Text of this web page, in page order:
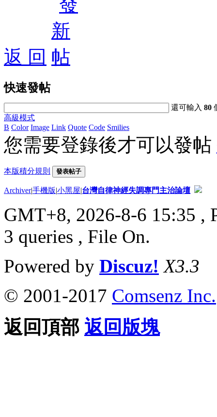
返 回
快速發帖
還可輸入80
高級模式
B Color Image Link Quote Code Smilies
您需要登錄後才可以發帖
本版積分規則 發表帖子
Archiver|手機版|小黑屋|台灣自律神經失調專門主治論壇
GMT+8, 2026-8-6 15:35 ,
3 queries , File On.
Powered by Discuz! X3.3
© 2001-2017 Comsenz Inc.
返回頂部 返回版塊